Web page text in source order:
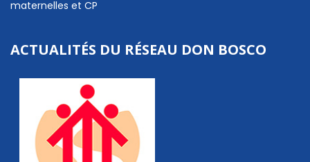
maternelles et CP
ACTUALITÉS DU RÉSEAU DON BOSCO